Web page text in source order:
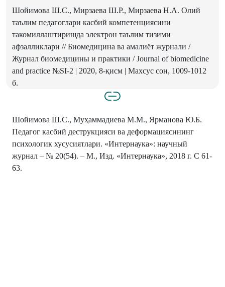
Шойимова Ш.С., Мирзаева Ш.Р., Мирзаева Н.А. Олий
таълим педагоглари касбий компетенциясини
такомиллаштиришда электрон таълим тизими
афзалликлари // Биомедицина ва амалиёт журнали /
Журнал биомедицины и практики / Journal of biomedicine
and practice №SI-2 | 2020, 8-қисм | Махсус сон, 1009-1012
б.
Шойимова Ш.С., Муҳаммадиева М.М., Ярманова Ю.Б.
Педагог касбий деструкцияси ва деформациясининг
психологик хусусиятлари. «Интернаука»: научный
журнал – № 20(54). – М., Изд. «Интернаука», 2018 г. С 61-
63.